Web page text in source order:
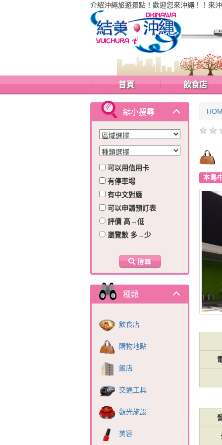
介紹沖繩旅遊景點！歡迎您來沖繩！！來
首頁 飲食店
縮小搜尋
可以用信用卡
有停車場
有中文對應
可以申請預訂表
評價 高→低
瀏覽數 多→少
搜尋
種類
飲食店
購物地點
飯店
交通工具
觀光施設
美容
本島